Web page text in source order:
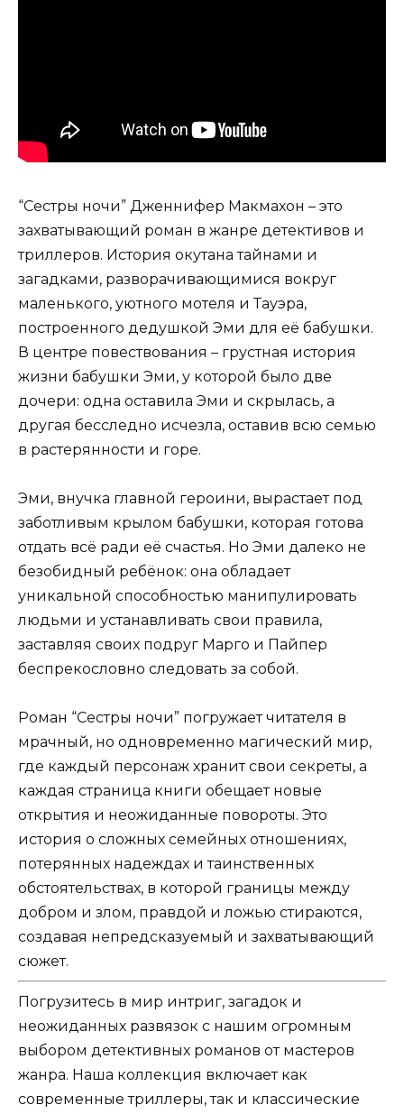
“Сестры ночи” Дженнифер Макмахон – это
захватывающий роман в жанре детективов и
триллеров. История окутана тайнами и
загадками, разворачивающимися вокруг
маленького, уютного мотеля и Тауэра,
построенного дедушкой Эми для её бабушки.
В центре повествования – грустная история
жизни бабушки Эми, у которой было две
дочери: одна оставила Эми и скрылась, а
другая бесследно исчезла, оставив всю семью
в растерянности и горе.
Эми, внучка главной героини, вырастает под
заботливым крылом бабушки, которая готова
отдать всё ради её счастья. Но Эми далеко не
безобидный ребёнок: она обладает
уникальной способностью манипулировать
людьми и устанавливать свои правила,
заставляя своих подруг Марго и Пайпер
беспрекословно следовать за собой.
Роман “Сестры ночи” погружает читателя в
мрачный, но одновременно магический мир,
где каждый персонаж хранит свои секреты, а
каждая страница книги обещает новые
открытия и неожиданные повороты. Это
история о сложных семейных отношениях,
потерянных надеждах и таинственных
обстоятельствах, в которой границы между
добром и злом, правдой и ложью стираются,
создавая непредсказуемый и захватывающий
сюжет.
Погрузитесь в мир интриг, загадок и
неожиданных развязок с нашим огромным
выбором детективных романов от мастеров
жанра. Наша коллекция включает как
современные триллеры, так и классические